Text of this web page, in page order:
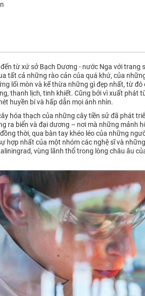
từ xứ sở Bạch Dương - nước Nga với
tất cả những rào cản của quá khứ, của
lối mòn và kế thừa những gì đẹp nhất, từ
thanh lịch, tinh khiết. Cũng bởi vì xuất phát
huyền bí và hấp dẫn mọi ánh nhìn.
hóa thạch của những cây tiền sử đã phát
ra biển và đại dương – nơi mà những
thời, qua bàn tay khéo léo của những
hợp nhất của một nhóm các nghệ sĩ và
vùng lãnh thổ trong lòng châu âu